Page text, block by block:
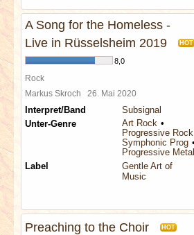
A Song for the Homeless -
Live in Rüsselsheim 2019
HOT
8,0
Rock
Markus Skroch 26. Mai 2020
Interpret/Band
Subsignal
Unter-Genre
Art Rock
Progressive Rock
Symphonic Prog
Progressive Metal
Label
Gentle Art of
Music
Preaching to the Choir HOT